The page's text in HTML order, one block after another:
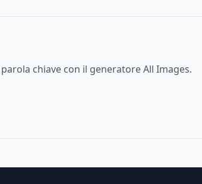
chiave con il generatore All Images.